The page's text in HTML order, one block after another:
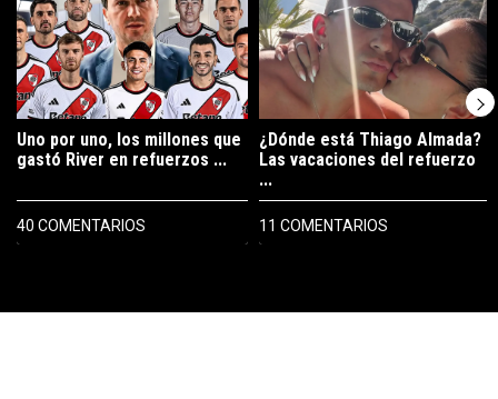
Uno por uno, los millones que
gastó River en refuerzos ...
40 COMENTARIOS
¿Dónde está Thiago Almada?
Las vacaciones del refuerzo
...
11 COMENTARIOS